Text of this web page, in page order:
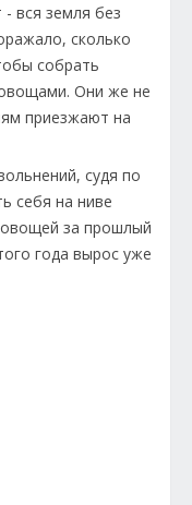
вся земля без
сколько
собрать
Они же не
приезжают на
судя по
себя на ниве
овощей за прошлый
года вырос уже